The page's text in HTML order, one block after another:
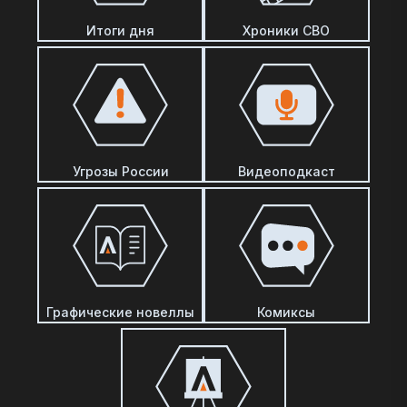
Итоги дня Хроники СВО
Угрозы России Видеоподкаст
Графические новеллы Комиксы